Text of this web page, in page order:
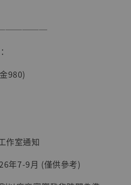
像 布魯
-
加購優惠【讓子彈飛 鵝城縣長 張麻子 [BK01]】
980)
作室通知
年7-9月 (僅供參考)